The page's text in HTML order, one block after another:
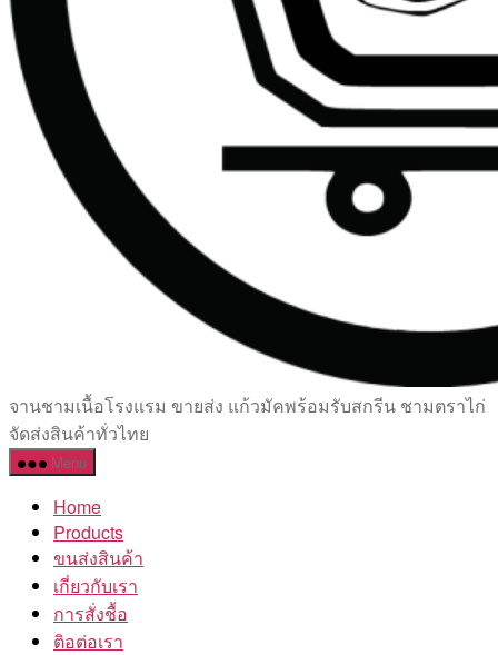
เซรามิค
ครบ
ครัน
โรงงาน
จานชามเนื้อโรงแรม ขายส่ง แก้วมัคพร้อมรับสกรีน ชามตราไก่
จัดส่งสินค้าทั่วไทย
Menu
Home
Products
ขนส่งสินค้า
เกี่ยวกับเรา
การสั่งชื้อ
ติอต่อเรา